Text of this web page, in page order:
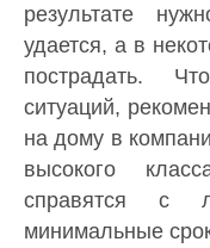
результате
удается, а в
пострадать.
ситуаций,
на дому в
высокого
справятся с
минимальные